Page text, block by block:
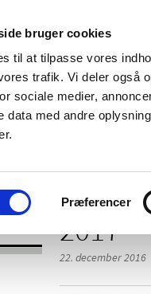
bruger cookies
til at tilpasse vores
trafik. Vi deler også
sociale medier,
data med andre
Præferencer
og
2017
22. december 2016